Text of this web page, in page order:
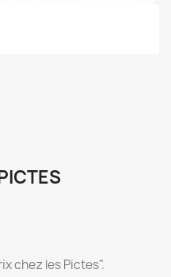
chez les Pictes".